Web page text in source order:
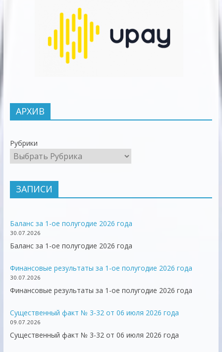
АРХИВ
Рубрики
ЗАПИСИ
Баланс за 1-ое полугодие 2026 года
30.07.2026
Баланс за 1-ое полугодие 2026 года
Финансовые результаты за 1-ое полугодие 2026 года
30.07.2026
Финансовые результаты за 1-ое полугодие 2026 года
Существенный факт № 3-32 от 06 июля 2026 года
09.07.2026
Существенный факт № 3-32 от 06 июля 2026 года